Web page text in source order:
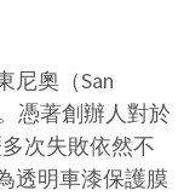
尼奧（San
憑著創辦人對於
次失敗依然不
透明車漆保護膜